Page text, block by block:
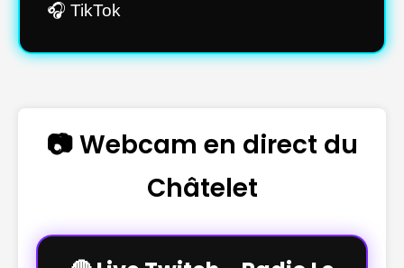
🎧 TikTok
📷 Webcam en direct du
Châtelet